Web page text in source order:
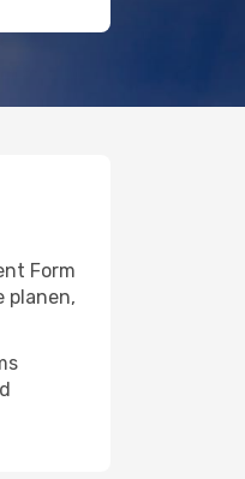
Form
planen,